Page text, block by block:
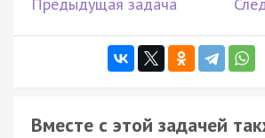
Вместе с этой задачей